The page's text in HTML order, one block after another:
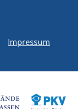
Impressum